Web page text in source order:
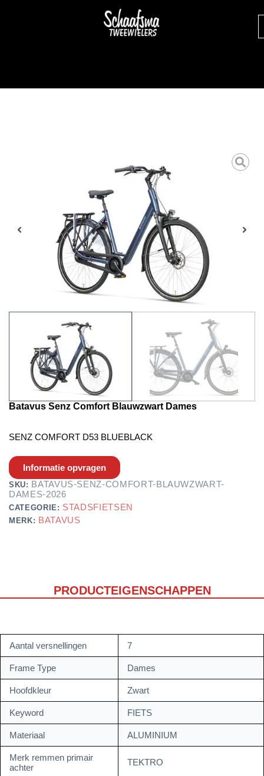
Batavus Senz Comfort Blauwzwart Dames
SENZ COMFORT D53 BLUEBLACK
Informatie opvragen
SKU: BATAVUS-SENZ-COMFORT-BLAUWZWART-
DAMES-2026
CATEGORIE: STADSFIETSEN
MERK: BATAVUS
PRODUCTEIGENSCHAPPEN
Aantal versnellingen 7
Frame Type Dames
Hoofdkleur Zwart
Keyword FIETS
Materiaal ALUMINIUM
Merk remmen primair
achter
TEKTRO